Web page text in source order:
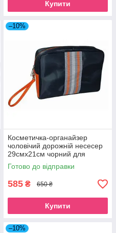
Купити
–10%
Косметичка-органайзер
чоловічий дорожній несесер
29смх21см чорний для
туалетного приладдя Beauty
Luxury
Готово до відправки
585 ₴ 650 ₴
Купити
–10%